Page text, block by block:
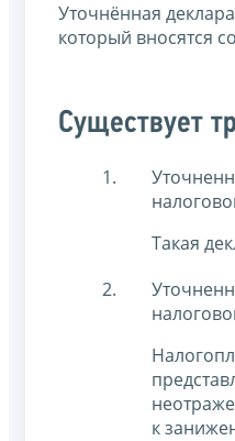
Уточнённая
который вносятся
Существует
Такая
к